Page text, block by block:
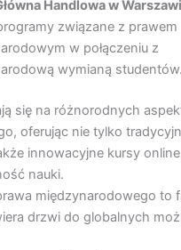
Handlowa w
związane z prawem
w połączeniu z
wymianą studentów.
się na różnorodnych
oferując nie tylko
innowacyjne kursy
nauki.
międzynarodowego to
drzwi do globalnych